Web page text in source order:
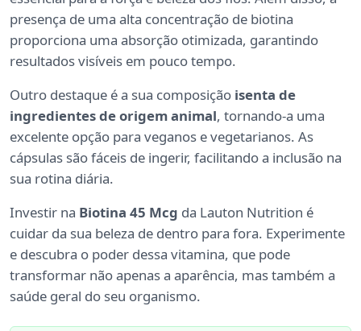
presença de uma alta concentração de biotina
proporciona uma absorção otimizada, garantindo
resultados visíveis em pouco tempo.
Outro destaque é a sua composição isenta de
ingredientes de origem animal, tornando-a uma
excelente opção para veganos e vegetarianos. As
cápsulas são fáceis de ingerir, facilitando a inclusão na
sua rotina diária.
Investir na Biotina 45 Mcg da Lauton Nutrition é
cuidar da sua beleza de dentro para fora. Experimente
e descubra o poder dessa vitamina, que pode
transformar não apenas a aparência, mas também a
saúde geral do seu organismo.